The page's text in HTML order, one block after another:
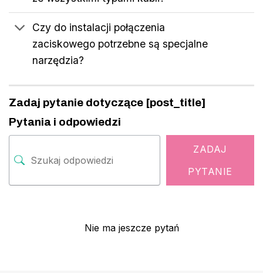
Czy do instalacji połączenia
zaciskowego potrzebne są specjalne
narzędzia?
Zadaj pytanie dotyczące [post_title]
Pytania i odpowiedzi
ZADAJ
PYTANIE
Nie ma jeszcze pytań